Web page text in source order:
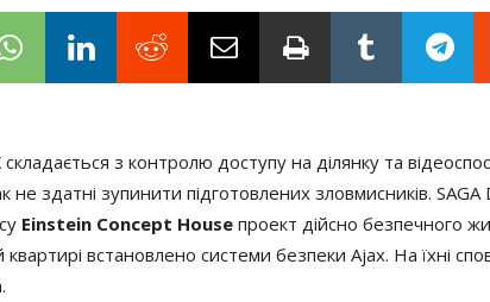
з контролю доступу на ділянку та
здатні зупинити підготовлених зловмисників.
Einstein Concept House проект дійсно безпечного
встановлено системи безпеки Ajax. На їхні